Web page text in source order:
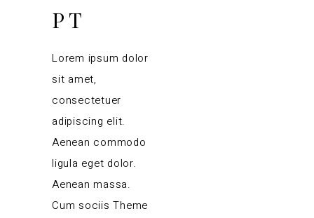
PT
Lorem ipsum dolor
sit amet,
consectetuer
adipiscing elit.
Aenean commodo
ligula eget dolor.
Aenean massa.
Cum sociis Theme